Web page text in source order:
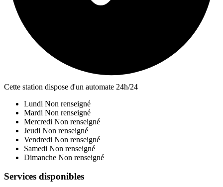
Cette station dispose d'un automate 24h/24
Lundi Non renseigné
Mardi Non renseigné
Mercredi Non renseigné
Jeudi Non renseigné
Vendredi Non renseigné
Samedi Non renseigné
Dimanche Non renseigné
Services disponibles